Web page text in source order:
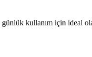
kullanım için ideal